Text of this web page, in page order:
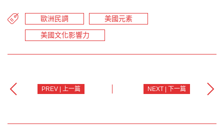
歐洲民調 美國元素
美國文化影響力
PREV | 上一篇 NEXT | 下一篇